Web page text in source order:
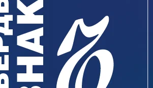
Федерации, а АФК решение не
пакетов ТЭКа,
Башкирии. Его же
БашТЭКа. Сейчас господин
денег от продажи